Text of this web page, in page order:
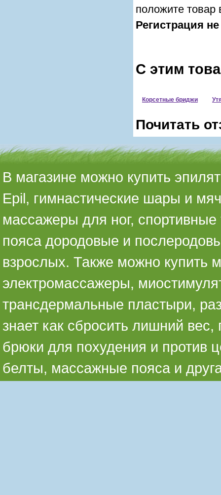
положите товар
Регистрация
С этим
Корсетные бриджи
Почитать
В магазине можно купить
Epil, гимнастические шары и
массажеры для ног,
пояса дородовые и
взрослых. Также можно купить
электромассажеры,
трансдермальные пластыри,
знает как сбросить лишний
брюки для похудения и против
белты, массажные пояса и